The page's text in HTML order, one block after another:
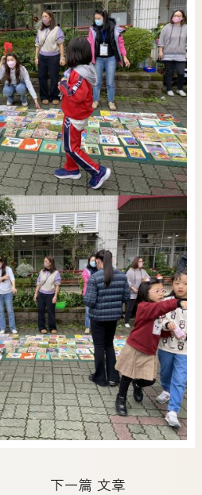
下一篇 文章